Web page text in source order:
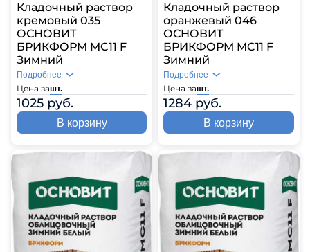
Кладочный раствор
кремовый 035
ОСНОВИТ
БРИКФОРМ MC11 F
Зимний
Цена зашт.
1025 руб.
Подробнее
В корзину
Кладочный раствор
оранжевый 046
ОСНОВИТ
БРИКФОРМ MC11 F
Зимний
Цена зашт.
1284 руб.
Подробнее
В корзину